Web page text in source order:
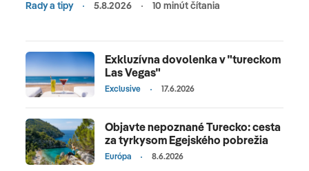
Rady a tipy 5.8.2026 10 minút čítania
Exkluzívna dovolenka v "tureckom
Las Vegas"
Exclusive 17.6.2026
Objavte nepoznané Turecko: cesta
za tyrkysom Egejského pobrežia
Európa 8.6.2026